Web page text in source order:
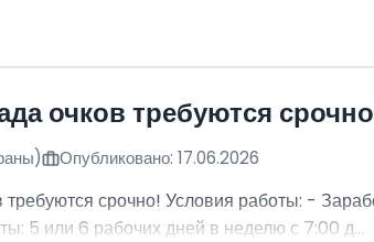
очков требуются
Опубликовано: 17.06.2026
требуются срочно! Условия работы: -
5 или 6 рабочих дней в неделю с 7:00 д...